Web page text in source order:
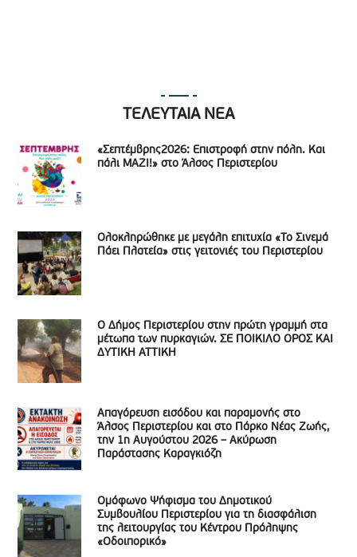
ΤΕΛΕΥΤΑΙΑ ΝΕΑ
«Σεπτέμβρης2026: Επιστροφή στην πόλη. Και
πάλι ΜΑΖΙ!» στο Άλσος Περιστερίου
Ολοκληρώθηκε με μεγάλη επιτυχία «Το Σινεμά
Πάει Πλατεία» στις γειτονιές του Περιστερίου
Ο Δήμος Περιστερίου στην πρώτη γραμμή στα
μέτωπα των πυρκαγιών. ΣΕ ΠΟΙΚΙΛΟ ΟΡΟΣ ΚΑΙ
ΔΥΤΙΚΗ ΑΤΤΙΚΗ
Απαγόρευση εισόδου και παραμονής στο
Άλσος Περιστερίου και στο Πάρκο Νέας Ζωής,
την 1η Αυγούστου 2026 – Ακύρωση
Παράστασης Καραγκιόζη
Ομόφωνο Ψήφισμα του Δημοτικού
Συμβουλίου Περιστερίου για τη διασφάλιση
της λειτουργίας του Κέντρου Πρόληψης
«Οδοιπορικό»